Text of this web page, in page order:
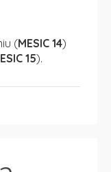
(MESIC 14)
15).